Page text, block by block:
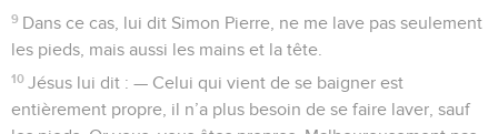
9 Dans ce cas, lui dit Simon Pierre, ne me lave pas seulement
les pieds, mais aussi les mains et la tête.
10 Jésus lui dit : — Celui qui vient de se baigner est
entièrement propre, il n’a plus besoin de se faire laver, sauf